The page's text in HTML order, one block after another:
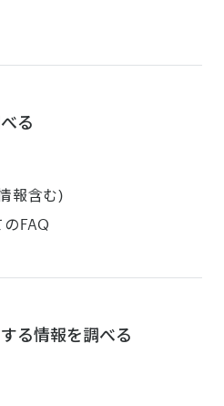
る
報含む)
FAQ
る情報を調べる